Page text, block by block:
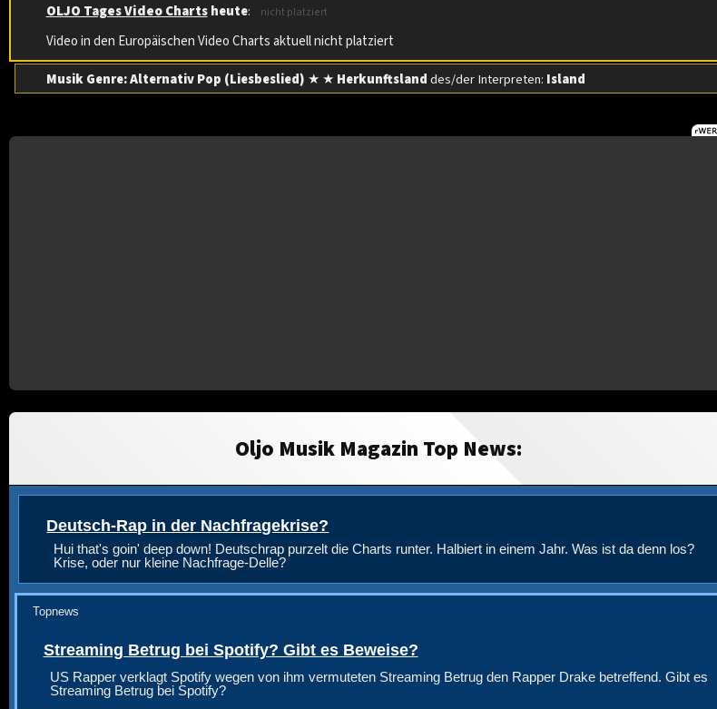
OLJO Tages Video Charts heute: nicht platziert
Video in den Europäischen Video Charts aktuell nicht platziert
Musik Genre: Alternativ Pop (Liesbeslied) ★ ★ Herkunftslanddes/der Interpreten: Island
Oljo Musik Magazin Top News:
Deutsch-Rap in der Nachfragekrise?
Hui that's goin' deep down! Deutschrap purzelt die Charts runter. Halbiert in einem Jahr. Was ist da denn los?
Krise, oder nur kleine Nachfrage-Delle?
Topnews
Streaming Betrug bei Spotify? Gibt es Beweise?
US Rapper verklagt Spotify wegen von ihm vermuteten Streaming Betrug den Rapper Drake betreffend. Gibt es
Streaming Betrug bei Spotify?